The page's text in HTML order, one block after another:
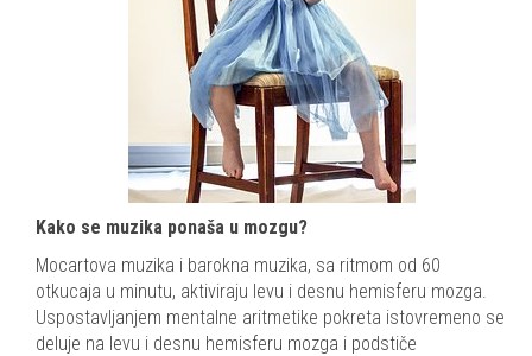
Kako se muzika ponaša u mozgu?
Mocartova muzika i barokna muzika, sa ritmom od 60
otkucaja u minutu, aktiviraju levu i desnu hemisferu mozga.
Uspostavljanjem mentalne aritmetike pokreta istovremeno se
deluje na levu i desnu hemisferu mozga i podstiče